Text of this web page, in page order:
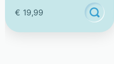
€ 19,99